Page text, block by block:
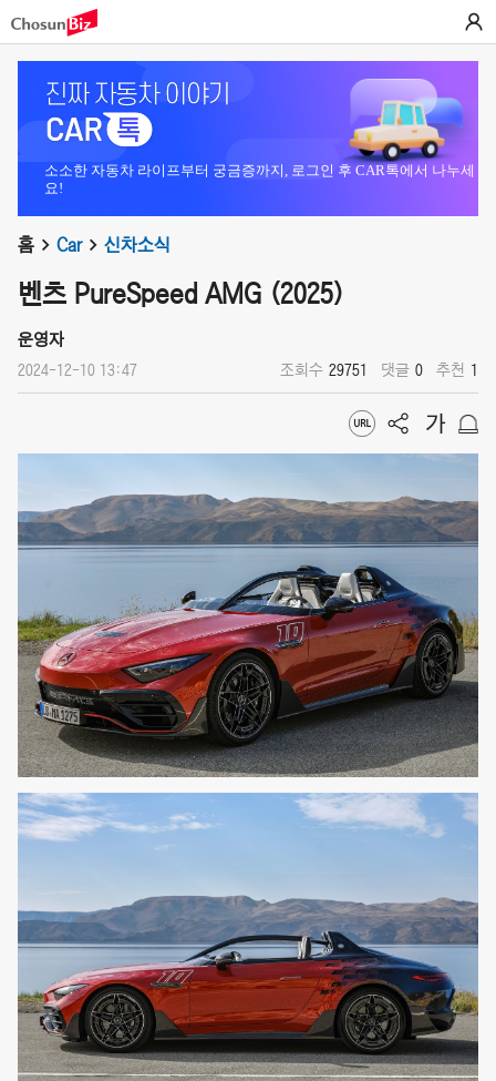
소소한 자동차 라이프부터 궁금증까지, 로그인 후 CAR톡에서 나누세
요!
홈 Car 신차소식
벤츠 PureSpeed AMG (2025)
운영자
2024-12-10 13:47 조회수 29751 댓글 0 추천 1